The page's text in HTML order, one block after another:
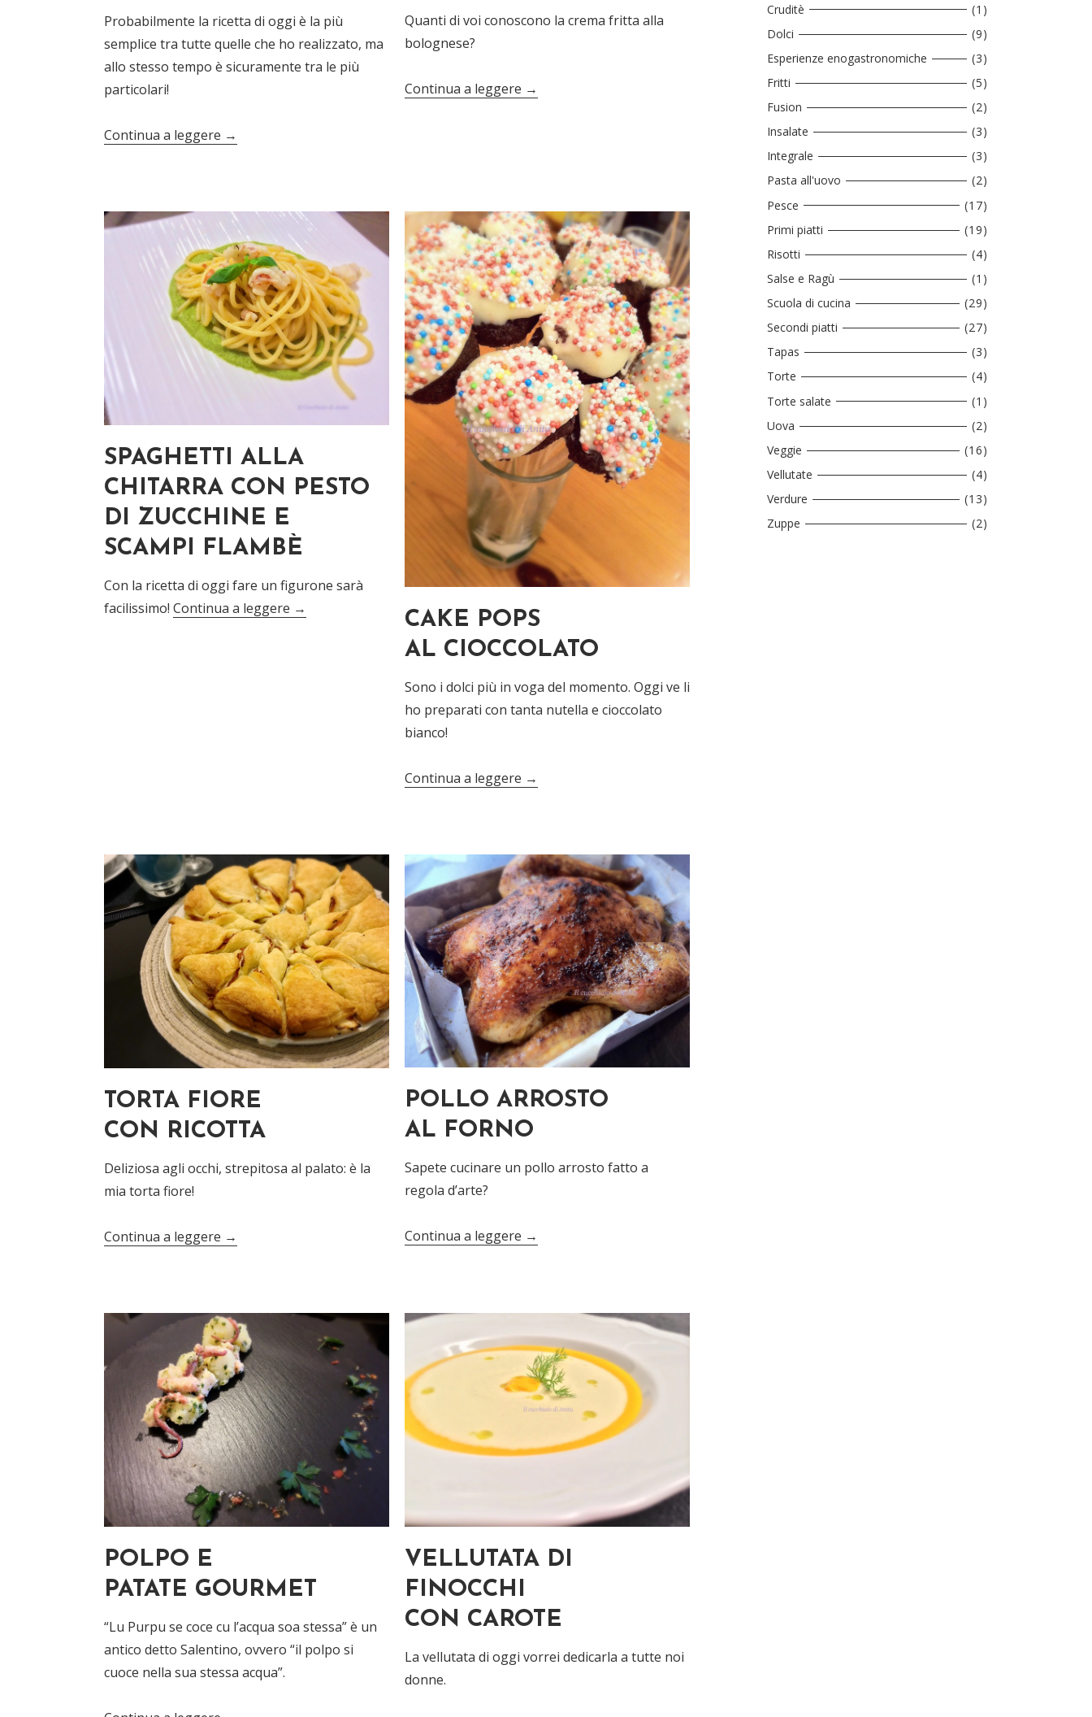
Probabilmente la ricetta di oggi è la più
semplice tra tutte quelle che ho realizzato, ma
allo stesso tempo è sicuramente tra le più
particolari!
Continua a leggere →
Quanti di voi conoscono la crema fritta alla
bolognese?
Continua a leggere →
SPAGHETTI ALLA
CHITARRA CON PESTO
DI ZUCCHINE E
SCAMPI FLAMBÈ
Con la ricetta di oggi fare un figurone sarà
facilissimo! Continua a leggere →
CAKE POPS
AL CIOCCOLATO
Sono i dolci più in voga del momento. Oggi ve li
ho preparati con tanta nutella e cioccolato
bianco!
Continua a leggere →
TORTA FIORE
CON RICOTTA
Deliziosa agli occhi, strepitosa al palato: è la
mia torta fiore!
Continua a leggere →
POLLO ARROSTO
AL FORNO
Sapete cucinare un pollo arrosto fatto a
regola d’arte?
Continua a leggere →
POLPO E
PATATE GOURMET
“Lu Purpu se coce cu l’acqua soa stessa” è un
antico detto Salentino, ovvero “il polpo si
cuoce nella sua stessa acqua”.
VELLUTATA DI
FINOCCHI
CON CAROTE
La vellutata di oggi vorrei dedicarla a tutte noi
donne.
Cruditè
(1)
Dolci
(9)
Esperienze enogastronomiche
(3)
Fritti
(5)
Fusion
(2)
Insalate
(3)
Integrale
(3)
Pasta all'uovo
(2)
Pesce
(17)
Primi piatti
(19)
Risotti
(4)
Salse e Ragù
(1)
Scuola di cucina
(29)
Secondi piatti
(27)
Tapas
(3)
Torte
(4)
Torte salate
(1)
Uova
(2)
Veggie
(16)
Vellutate
(4)
Verdure
(13)
Zuppe
(2)